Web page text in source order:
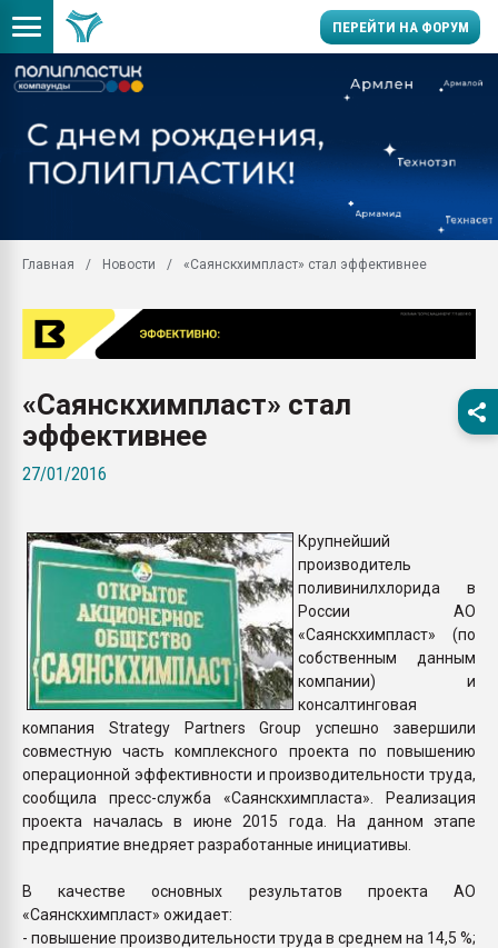
ПЕРЕЙТИ НА ФОРУМ
заводу пластмасс"
Помощь в подборе
Вакуум-формовочные
первый план в
бутылок
ПЕРЕЙТИ НА
Главная Новости «Саянскхимпласт» стал эффективнее
«Саянскхимпласт» стал
эффективнее
27/01/2016
Крупнейший
производитель
поливинилхлорида в
России АО
«Саянскхимпласт» (по
собственным данным
компании) и
консалтинговая
компания Strategy Partners Group успешно завершили
совместную часть комплексного проекта по повышению
операционной эффективности и производительности труда,
сообщила пресс-служба «Саянскхимпласта». Реализация
проекта началась в июне 2015 года. На данном этапе
предприятие внедряет разработанные инициативы.
В качестве основных результатов проекта АО
«Саянскхимпласт» ожидает:
- повышение производительности труда в среднем на 14,5 %;